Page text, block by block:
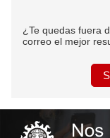
¿Te quedas fuera
correo el mejor